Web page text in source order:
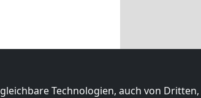
Technologien, auch von